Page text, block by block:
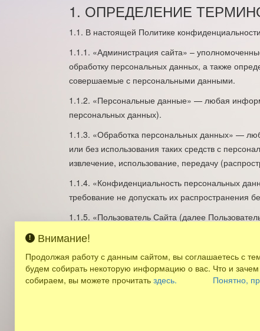
1. ОПРЕДЕЛЕНИЕ
1.1. В настоящей Политике
1.1.1. «Администрация сайта» –
обработку персональных данных, а также
совершаемые с персональными данными.
1.1.2. «Персональные данные» — любая
персональных данных).
1.1.3. «Обработка персональных данных» —
или без использования таких средств с
извлечение, использование, передачу
1.1.4. «Конфиденциальность персональных
требование не допускать их распространения
1.1.5. «Пользователь Сайта (далее
1.1.6. «Cookies» — небольшой фрагмент
пересылает веб-серверу в HTTP-запросе при
1.1.7. «IP-адрес» — уникальный сетевой адрес
2.1. Использование Пользователем Сайта
Внимание!
Продолжая работу с данным сайтом, вы соглашаетесь с
будем собирать некоторую информацию о вас. Что и
собираем, вы можете прочитать здесь. Понятно,